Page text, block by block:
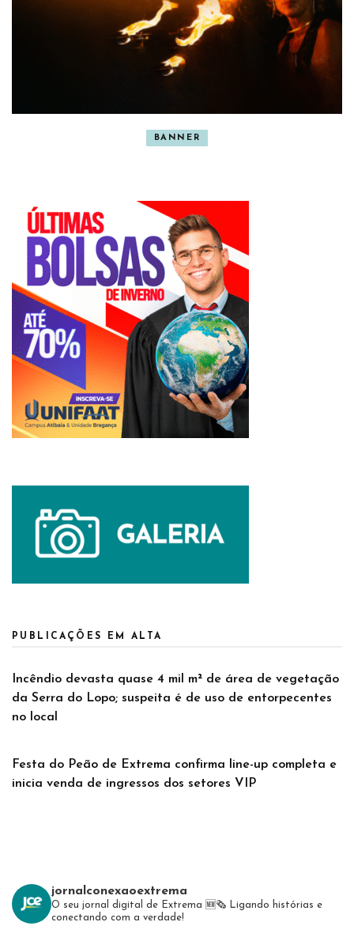
BANNER
PUBLICAÇÕES EM ALTA
Incêndio devasta quase 4 mil m² de área de vegetação
da Serra do Lopo; suspeita é de uso de entorpecentes
no local
Festa do Peão de Extrema confirma line-up completa e
inicia venda de ingressos dos setores VIP
jornalconexaoextrema
O seu jornal digital de Extrema 🆕️🗞 Ligando histórias e
conectando com a verdade!